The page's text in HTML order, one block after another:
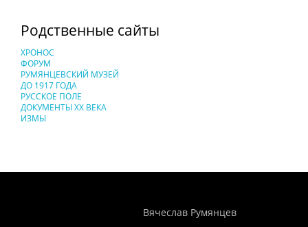
Родственные сайты
ХРОНОС
ФОРУМ
РУМЯНЦЕВСКИЙ МУЗЕЙ
ДО 1917 ГОДА
РУССКОЕ ПОЛЕ
ДОКУМЕНТЫ XX ВЕКА
ИЗМЫ
Вячеслав Румянцев